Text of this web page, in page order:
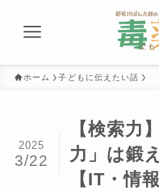
ホーム 子どもに伝えたい話
【検索力
力」は鍛
【IT・情
2025
3/22